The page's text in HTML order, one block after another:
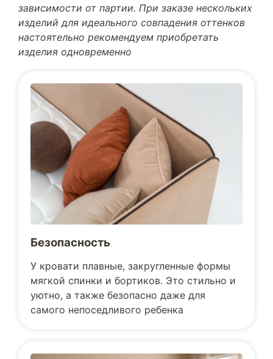
зависимости от партии. При заказе нескольких
изделий для идеального совпадения оттенков
настоятельно рекомендуем приобретать
изделия одновременно
Безопасность
У кровати плавные, закругленные формы
мягкой спинки и бортиков. Это стильно и
уютно, а также безопасно даже для
самого непоседливого ребенка